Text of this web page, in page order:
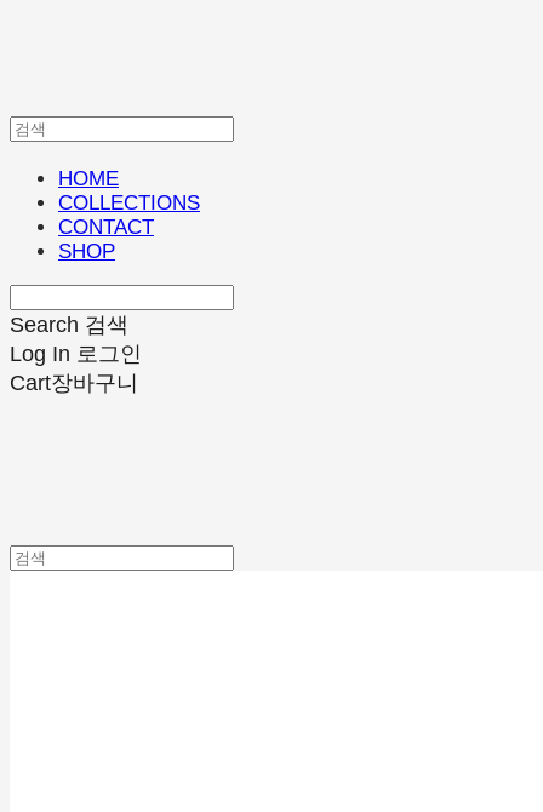
HOME
COLLECTIONS
CONTACT
SHOP
Search 검색
Log In 로그인
Cart장바구니